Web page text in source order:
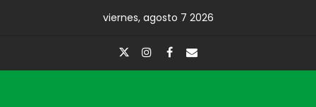
viernes, agosto 7 2026